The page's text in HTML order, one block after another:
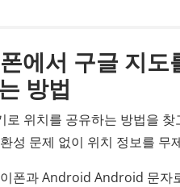
에서 구글 지
방법
위치를 공유하는 방법을
성 문제 없이 위치 정보를 무
폰과 Android Android 문자